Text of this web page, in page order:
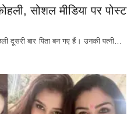
सोशल मीडिया पर पोस्ट
दूसरी बार पिता बन गए हैं। उनकी पत्नी…